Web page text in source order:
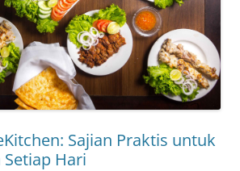
Sajian Praktis untuk
Hari